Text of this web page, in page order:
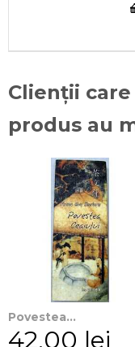
Clienții
produs au
Povestea...
42,00 lei